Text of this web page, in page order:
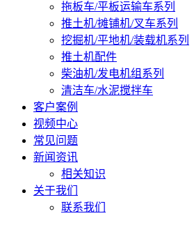
拖板车/平板运输车系列
推土机/摊铺机/叉车系列
挖掘机/平地机/装载机系列
推土机配件
柴油机/发电机组系列
清洁车/水泥搅拌车
客户案例
视频中心
常见问题
新闻资讯
相关知识
关于我们
联系我们